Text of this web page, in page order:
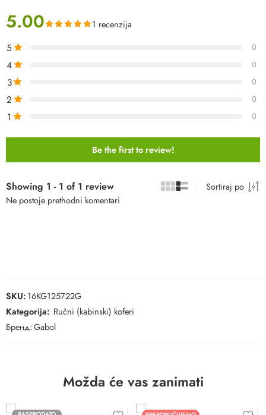
5.00 1 recenzija
5 0
4 0
3 0
2 0
1 0
Be the first to review!
Showing 1 - 1 of 1 review
Sortiraj po
Ne postoje prethodni komentari
SKU:16KG125722G
Kategorija: Ručni (kabinski) koferi
Бренд:Gabol
Možda će vas zanimati